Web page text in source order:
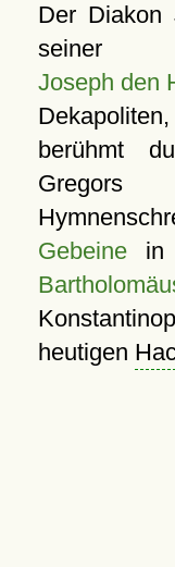
Der Diakon
seiner
Joseph den
berühmt
Gregors
Gebeinein
heutigen